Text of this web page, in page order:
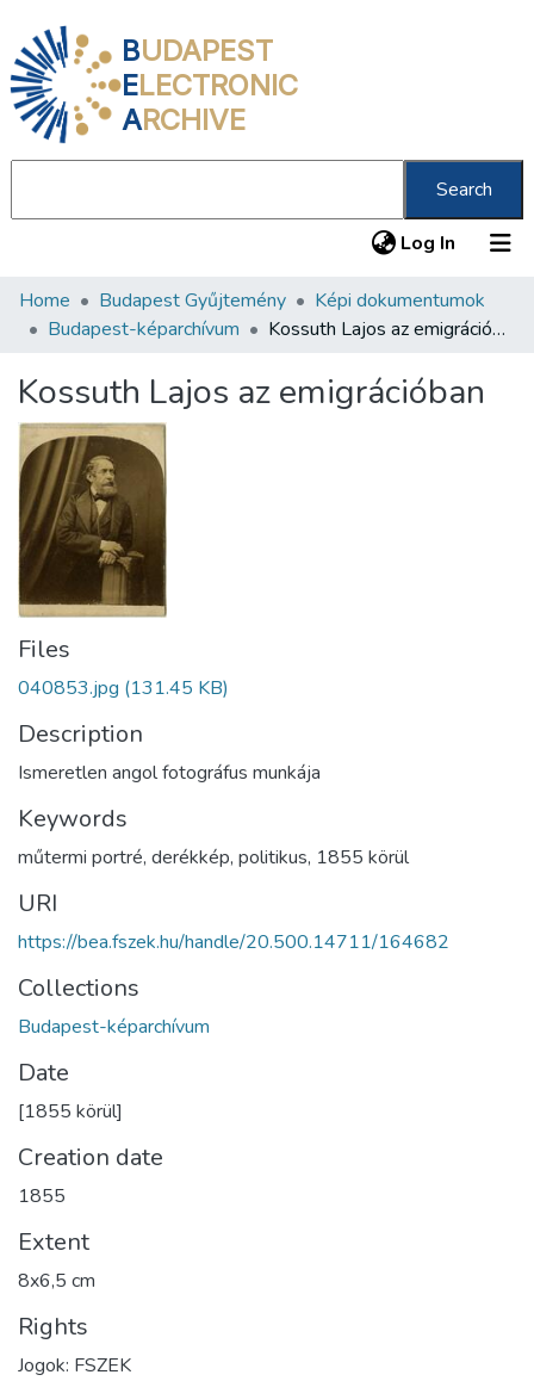
BUDAPEST
ELECTRONIC
ARCHIVE
Search
Log In (current)
Communities & Collections
Statistics
About us
Home Budapest Gyűjtemény
Képi dokumentumok
Budapest-képarchívum
Kossuth Lajos az emigrációban
Kossuth Lajos az emigrációban
Files
040853.jpg (131.45 KB)
Description
Ismeretlen angol fotográfus munkája
Keywords
műtermi portré, derékkép, politikus, 1855 körül
URI
https://bea.fszek.hu/handle/20.500.14711/164682
Collections
Budapest-képarchívum
Date
[1855 körül]
Creation date
1855
Extent
8x6,5 cm
Rights
Jogok: FSZEK